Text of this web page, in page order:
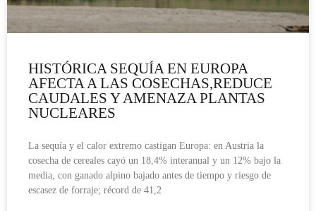
HISTÓRICA SEQUÍA EN EUROPA
AFECTA A LAS COSECHAS,REDUCE
CAUDALES Y AMENAZA PLANTAS
NUCLEARES
La sequía y el calor extremo castigan Europa: en Austria la
cosecha de cereales cayó un 18,4% interanual y un 12% bajo la
media, con ganado alpino bajado antes de tiempo y riesgo de
escasez de forraje; récord de 41,2